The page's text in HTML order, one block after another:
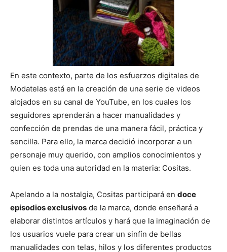
En este contexto, parte de los esfuerzos digitales de
Modatelas está en la creación de una serie de videos
alojados en su canal de YouTube, en los cuales los
seguidores aprenderán a hacer manualidades y
confección de prendas de una manera fácil, práctica y
sencilla. Para ello, la marca decidió incorporar a un
personaje muy querido, con amplios conocimientos y
quien es toda una autoridad en la materia: Cositas.
Apelando a la nostalgia, Cositas participará en doce
episodios exclusivos de la marca, donde enseñará a
elaborar distintos artículos y hará que la imaginación de
los usuarios vuele para crear un sinfín de bellas
manualidades con telas, hilos y los diferentes productos